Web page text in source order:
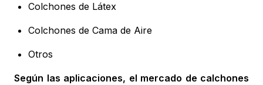
Colchones de Látex
Colchones de Cama de Aire
Otros
Según las aplicaciones, el mercado de calchones